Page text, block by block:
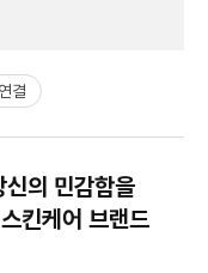
결
의 민감함을
킨케어 브랜드